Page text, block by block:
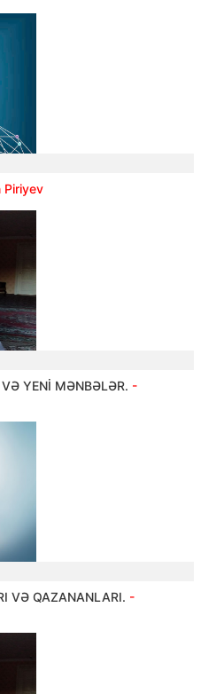
Piriyev
YENİ MƏNBƏLƏR. -
VƏ QAZANANLARI. -